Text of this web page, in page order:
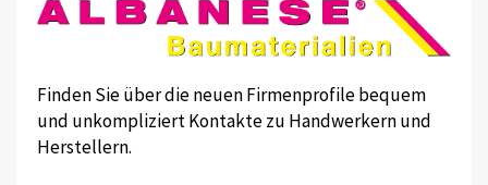
Finden Sie über die neuen Firmenprofile bequem
und unkompliziert Kontakte zu Handwerkern und
Herstellern.